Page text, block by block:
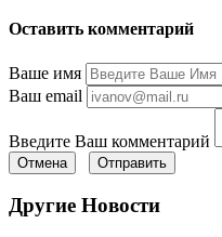
Оставить комментарий
Ваше имя
Ваш email
Введите Ваш комментарий
Отмена Отправить
Другие Новости